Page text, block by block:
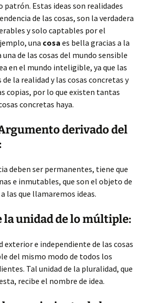
patrón. Estas ideas son realidades
de las cosas, son la verdadera
y solo captables por el
una cosa es bella gracias a la
una de las cosas del mundo sensible
en el mundo inteligible, ya que las
la realidad y las cosas concretas y
copias, por lo que existen tantas
concretas haya.
derivado del
deben ser permanentes, tiene que
e inmutables, que son el objeto de
las que llamaremos ideas.
unidad de lo múltiple:
exterior e independiente de las cosas
del mismo modo de todos los
Tal unidad de la pluralidad, que
recibe el nombre de idea.